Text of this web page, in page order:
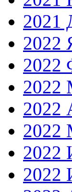
2021
2022
2022
2022
2022
2022
2022
2022